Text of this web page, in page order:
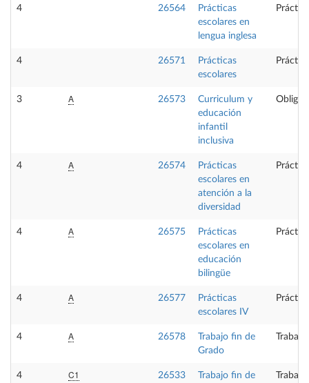
4 26564
Prácticas
escolares en
lengua inglesa
4 26571
Prácticas
escolares
3 A 26573
Curriculum y
educación
infantil
inclusiva
4 A 26574
Prácticas
escolares en
atención a la
diversidad
4 A 26575
Prácticas
escolares en
educación
bilingüe
4 A 26577
Prácticas
escolares IV
4 A 26578
Trabajo fin de
Grado
4 C1 26533
Trabajo fin de